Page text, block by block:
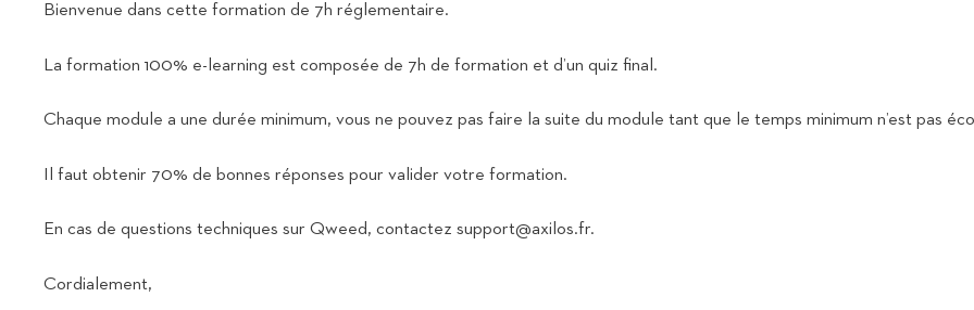
Bienvenue dans cette formation de 7h réglementaire.
La formation 100% e-learning est composée de 7h de formation et d’un quiz final.
Chaque module a une durée minimum, vous ne pouvez pas faire la suite du module tant que le temps minimum n’est pas
Il faut obtenir 70% de bonnes réponses pour valider votre formation.
En cas de questions techniques sur Qweed, contactez support@axilos.fr.
Cordialement,